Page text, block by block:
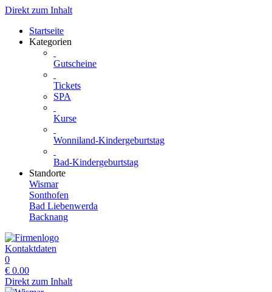
Direkt zum Inhalt
Startseite
Kategorien
Gutscheine
Tickets
SPA
Kurse
Wonniland-Kindergeburtstag
Bad-Kindergeburtstag
Standorte
Wismar
Sonthofen
Bad Liebenwerda
Backnang
Kontaktdaten
0
€ 0.00
Direkt zum Inhalt